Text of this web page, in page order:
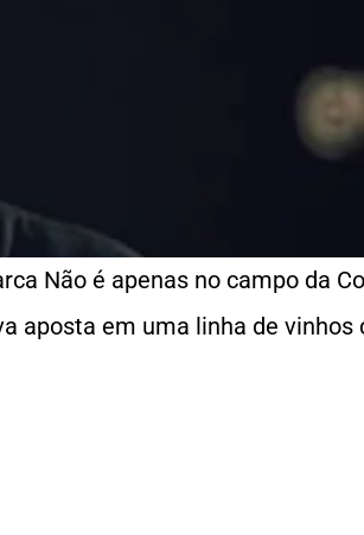
Não é apenas no campo da
aposta em uma linha de vinhos